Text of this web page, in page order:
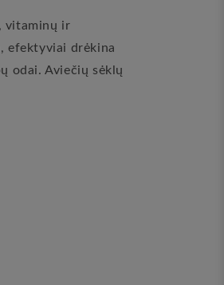
vitaminų ir
efektyviai drėkina
odai. Aviečių sėklų